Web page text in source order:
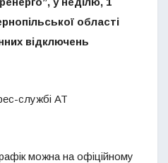
області
відключень
службі АТ
можна на офіційному